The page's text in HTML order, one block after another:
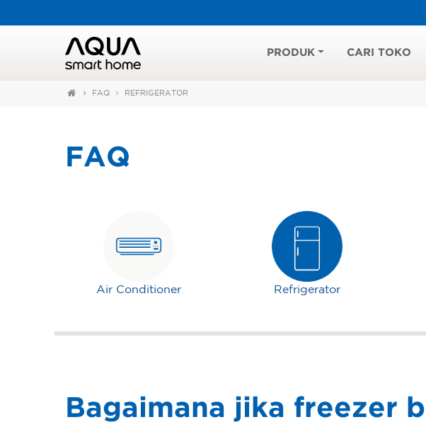
PRODUK CARI TOKO
FAQ REFRIGERATOR
FAQ
Air Conditioner Refrigerator
Bagaimana jika freezer